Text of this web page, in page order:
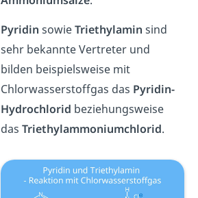
Pyridin sowieTriethylamin sind
sehr bekannte Vertreter und
bilden beispielsweise mit
Chlorwasserstoffgas das Pyridin-
Hydrochlorid beziehungsweise
das Triethylammoniumchlorid.